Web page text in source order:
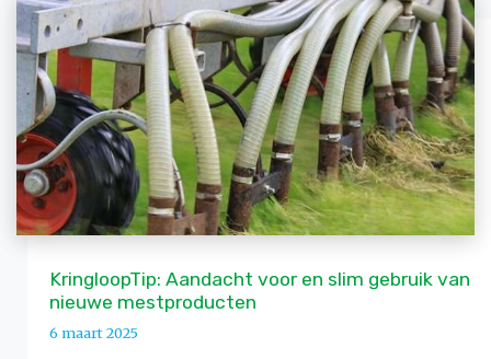
KringloopTip: Aandacht voor en slim gebruik van
nieuwe mestproducten
6 maart 2025